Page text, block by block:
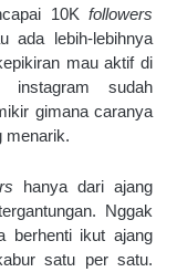
10K followers
ada lebih-lebihnya
mau aktif di
instagram
sudah
gimana caranya
menarik.
Nggak
satu per satu.